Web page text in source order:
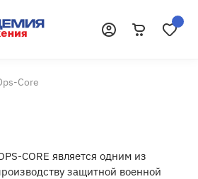
Core
CORE является одним из
защитной военной